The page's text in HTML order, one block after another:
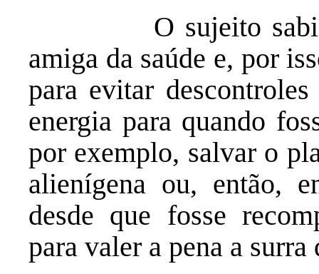
O sujeito sabia
amiga da saúde e, por
para evitar
energia para quando
por exemplo, salvar o
alienígena ou, então,
desde que fosse
para valer a pena a